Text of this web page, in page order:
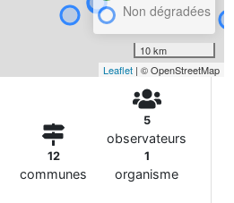
Non dégradées
10 km
Leaflet | © OpenStreetMap
12
communes
5
observateurs
1
organisme